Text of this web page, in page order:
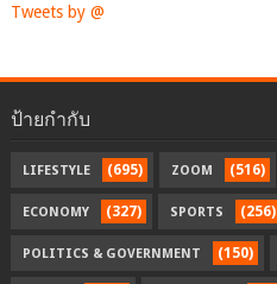
Tweets by @
ป้ายกำกับ
LIFESTYLE (695) ZOOM (516)
ECONOMY (327) SPORTS (256)
POLITICS & GOVERNMENT (150)